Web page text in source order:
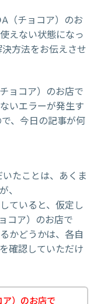
（チョコア）のお
えない状態になっ
方法をお伝えさせ
ョコア）のお店で
いエラーが発生す
、今日の記事が何
たことは、あくま
、
ていると、仮定し
コア）のお店で
かどうかは、各自
確認していただけ